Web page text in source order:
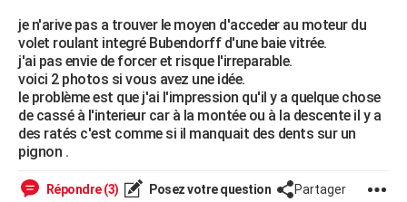
Guides de France
Escapades
Patrimoine
Expositions
Musées
Week-end nature
+LIFESTYLE
Art de vivre
Bien-être
Loisirs
Mode
Modes de vie
SANTE
Alimentation
Guide de la santé
Maladies
Médicaments
Sommeil
VOYAGE
Destinations
City break
Voyage nature
Voyage de noces
Forum
Climat
+PHOTO
GUIDES D'ACHAT
je n'arive pas a trouver le moyen d'acceder au moteur du
volet roulant integré Bubendorff d'une baie vitrée.
j'ai pas envie de forcer et risque l'irreparable.
voici 2 photos si vous avez une idée.
le problème est que j'ai l'impression qu'il y a quelque chose
de cassé à l'interieur car à la montée ou à la descente il y a
des ratés c'est comme si il manquait des dents sur un
pignon .
Répondre (3) Posez votre question Partager